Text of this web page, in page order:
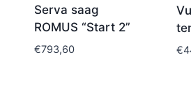
Serva saag
ROMUS “Start 2”
€793,60 €